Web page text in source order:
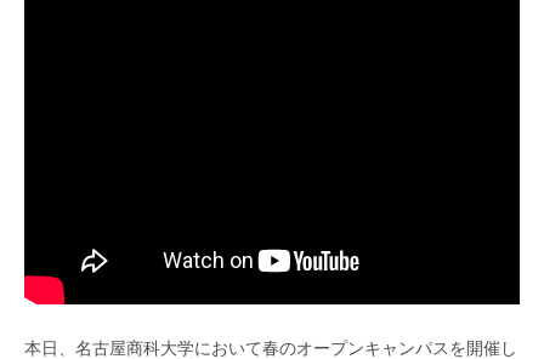
本日、名古屋商科大学において春のオープンキャンパスを開催し